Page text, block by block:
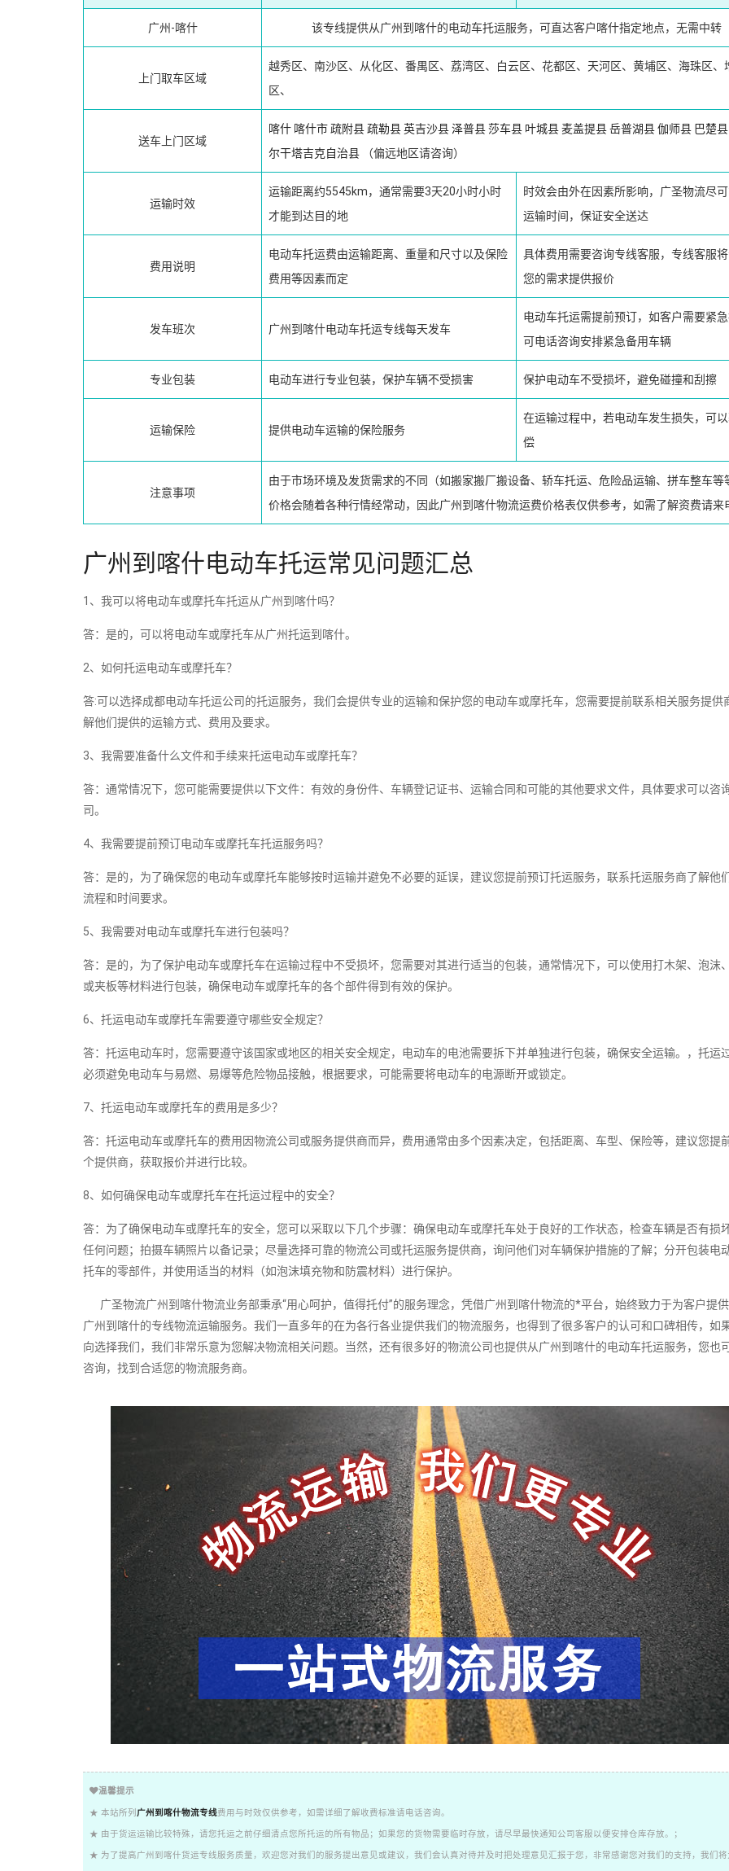
广州-喀什 该专线提供从广州到喀什的电动车托运服务，可直达客户喀什指定地点，无需中转
上门取车区域
越秀区、南沙区、从化区、番禺区、荔湾区、白云区、花都区、天河区、黄埔区、海珠区、
区、
送车上门区域
喀什 喀什市疏附县疏勒县英吉沙县泽普县莎车县 叶城县麦盖提县岳普湖县伽师县 巴楚县
尔干塔吉克自治县 （偏远地区请咨询）
运输时效
运输距离约5545km，通常需要3天20小时小时
才能到达目的地
时效会由外在因素所影响，广圣物流尽
运输时间，保证安全送达
费用说明
电动车托运费由运输距离、重量和尺寸以及保险
费用等因素而定
具体费用需要咨询专线客服，专线客服
您的需求提供报价
发车班次 广州到喀什电动车托运专线每天发车
电动车托运需提前预订，如客户需要紧
可电话咨询安排紧急备用车辆
专业包装 电动车进行专业包装，保护车辆不受损害 保护电动车不受损坏，避免碰撞和刮擦
运输保险 提供电动车运输的保险服务
在运输过程中，若电动车发生损失，可
偿
注意事项
由于市场环境及发货需求的不同（如搬家搬厂搬设备、轿车托运、危险品运输、拼车整车等
价格会随着各种行情经常动，因此广州到喀什物流运费价格表仅供参考，如需了解资费请来
广州到喀什电动车托运常见问题汇总
1、我可以将电动车或摩托车托运从广州到喀什吗？
答：是的，可以将电动车或摩托车从广州托运到喀什。
2、如何托运电动车或摩托车？
答:可以选择成都电动车托运公司的托运服务，我们会提供专业的运输和保护您的电动车或摩托车，您需要提前联系相关服务提供
解他们提供的运输方式、费用及要求。
3、我需要准备什么文件和手续来托运电动车或摩托车？
答：通常情况下，您可能需要提供以下文件：有效的身份件、车辆登记证书、运输合同和可能的其他要求文件，具体要求可以咨
司。
4、我需要提前预订电动车或摩托车托运服务吗？
答：是的，为了确保您的电动车或摩托车能够按时运输并避免不必要的延误，建议您提前预订托运服务，联系托运服务商了解他
流程和时间要求。
5、我需要对电动车或摩托车进行包装吗？
答：是的，为了保护电动车或摩托车在运输过程中不受损坏，您需要对其进行适当的包装，通常情况下，可以使用打木架、泡沫
或夹板等材料进行包装，确保电动车或摩托车的各个部件得到有效的保护。
6、托运电动车或摩托车需要遵守哪些安全规定？
答：托运电动车时，您需要遵守该国家或地区的相关安全规定，电动车的电池需要拆下并单独进行包装，确保安全运输。，托运
必须避免电动车与易燃、易爆等危险物品接触，根据要求，可能需要将电动车的电源断开或锁定。
7、托运电动车或摩托车的费用是多少？
答：托运电动车或摩托车的费用因物流公司或服务提供商而异，费用通常由多个因素决定，包括距离、车型、保险等，建议您提
个提供商，获取报价并进行比较。
8、如何确保电动车或摩托车在托运过程中的安全？
答：为了确保电动车或摩托车的安全，您可以采取以下几个步骤：确保电动车或摩托车处于良好的工作状态，检查车辆是否有损
任何问题；拍摄车辆照片以备记录；尽量选择可靠的物流公司或托运服务提供商，询问他们对车辆保护措施的了解；分开包装电
托车的零部件，并使用适当的材料（如泡沫填充物和防震材料）进行保护。
广圣物流广州到喀什物流业务部秉承“用心呵护，值得托付”的服务理念，凭借广州到喀什物流的*平台，始终致力于为客户提
广州到喀什的专线物流运输服务。我们一直多年的在为各行各业提供我们的物流服务，也得到了很多客户的认可和口碑相传，如
向选择我们，我们非常乐意为您解决物流相关问题。当然，还有很多好的物流公司也提供从广州到喀什的电动车托运服务，您也
咨询，找到合适您的物流服务商。
温馨提示
★ 本站所列 广州到喀什物流专线费用与时效仅供参考，如需详细了解收费标准请电话咨询。
★ 由于货运运输比较特殊，请您托运之前仔细清点您所托运的所有物品；如果您的货物需要临时存放，请尽早最快通知公司客服以便安排仓库存放。；
★ 为了提高广州到喀什货运专线服务质量，欢迎您对我们的服务提出意见或建议，我们会认真对待并及时把处理意见汇报于您，非常感谢您对我们的支持，我们